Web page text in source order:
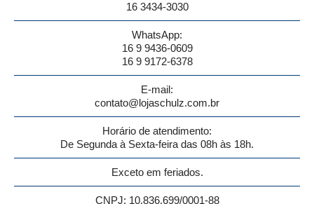
16 3434-3030
WhatsApp:
16 9 9436-0609
16 9 9172-6378
E-mail:
contato@lojaschulz.com.br
Horário de atendimento:
De Segunda à Sexta-feira das 08h às 18h.
Exceto em feriados.
CNPJ: 10.836.699/0001-88